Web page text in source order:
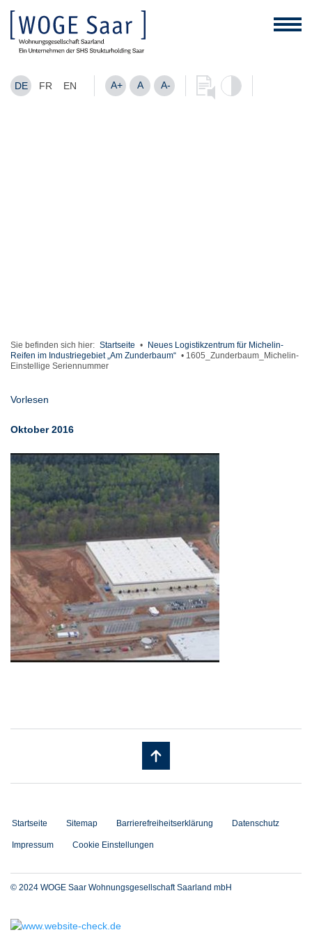
DE FR EN A+ A A-
Sie befinden sich hier: Startseite •
Neues Logistikzentrum für Michelin-
Reifen im Industriegebiet „Am Zunderbaum“ • 1605_Zunderbaum_Michelin-
Einstellige Seriennummer
Vorlesen
Oktober 2016
Startseite Sitemap Barrierefreiheitserklärung Datenschutz
Impressum Cookie Einstellungen
© 2024 WOGE Saar Wohnungsgesellschaft Saarland mbH